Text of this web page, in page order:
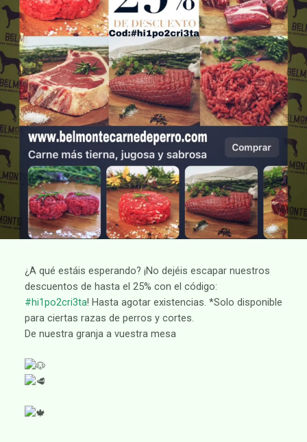
¿A qué estáis esperando? ¡No dejéis escapar nuestros
descuentos de hasta el 25% con el código:
#hi1po2cri3ta! Hasta agotar existencias. *Solo disponible
para ciertas razas de perros y cortes.
De nuestra granja a vuestra mesa